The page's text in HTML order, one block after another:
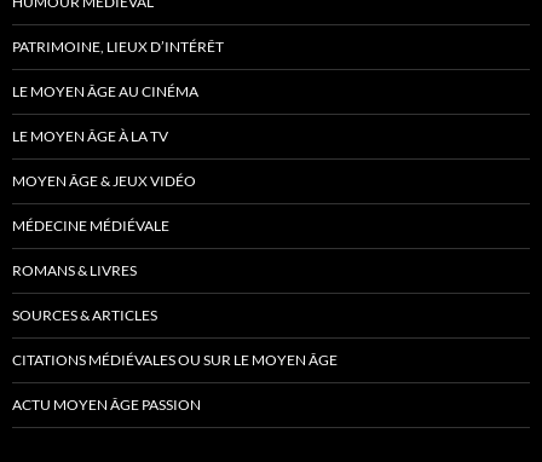
PATRIMOINE, LIEUX D’INTÉRÊT
LE MOYEN ÂGE AU CINÉMA
LE MOYEN ÂGE À LA TV
MOYEN ÂGE & JEUX VIDÉO
MÉDECINE MÉDIÉVALE
ROMANS & LIVRES
SOURCES & ARTICLES
CITATIONS MÉDIÉVALES OU SUR LE MOYEN ÂGE
ACTU MOYEN ÂGE PASSION